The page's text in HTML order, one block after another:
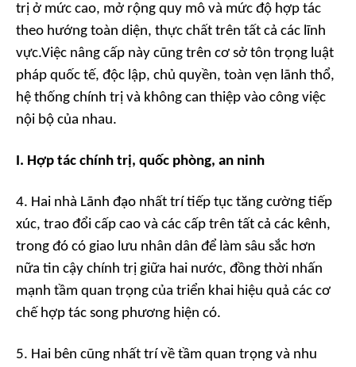
trị ở mức cao, mở rộng quy mô và mức độ hợp tác
theo hướng toàn diện, thực chất trên tất cả các lĩnh
vực.Việc nâng cấp này cũng trên cơ sở tôn trọng luật
pháp quốc tế, độc lập, chủ quyền, toàn vẹn lãnh thổ,
hệ thống chính trị và không can thiệp vào công việc
nội bộ của nhau.
I. Hợp tác chính trị, quốc phòng, an ninh
4. Hai nhà Lãnh đạo nhất trí tiếp tục tăng cường tiếp
xúc, trao đổi cấp cao và các cấp trên tất cả các kênh,
trong đó có giao lưu nhân dân để làm sâu sắc hơn
nữa tin cậy chính trị giữa hai nước, đồng thời nhấn
mạnh tầm quan trọng của triển khai hiệu quả các cơ
chế hợp tác song phương hiện có.
5. Hai bên cũng nhất trí về tầm quan trọng và nhu